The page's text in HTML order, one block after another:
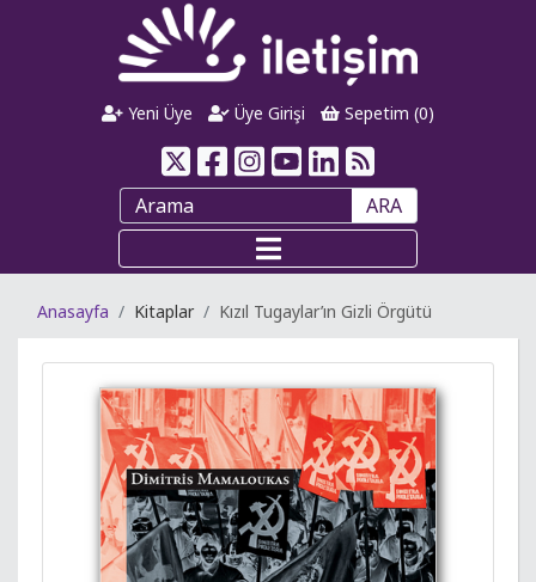
Yeni Üye Üye Girişi Sepetim (0)
ARA
Anasayfa Kitaplar Kızıl Tugaylar’ın Gizli Örgütü